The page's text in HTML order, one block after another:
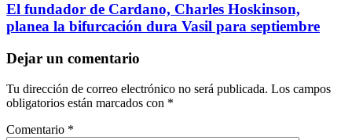
El fundador de Cardano, Charles Hoskinson,
planea la bifurcación dura Vasil para septiembre
Dejar un comentario
Tu dirección de correo electrónico no será publicada. Los campos
obligatorios están marcados con *
Comentario *